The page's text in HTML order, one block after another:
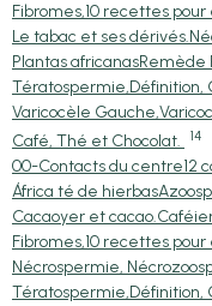
Fibromes,10 recettes pour
Le tabac et ses dérivés.
Plantas africanasRemède
Tératospermie,Définition,
Varicocèle
Café, Thé et Chocolat.
14
00-Contacts du centre12
África té de hierbas
Cacaoyer et cacao.
Fibromes,10 recettes pour
Nécrospermie,
Tératospermie,Définition,